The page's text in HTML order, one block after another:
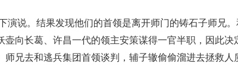
说。结果发现他们的首领是离开师门的铸石子师兄。
向长葛、许昌一代的领主安策谋得一官半职，因此决
兄去和逃兵集团首领谈判，辅子辙偷偷溜进去拯救人